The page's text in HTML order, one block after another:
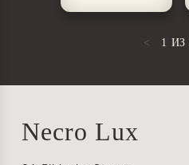
< 1 ИЗ
Necro Lux